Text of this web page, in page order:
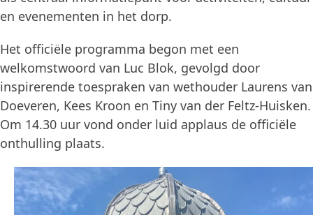
en evenementen in het dorp.
Het officiële programma begon met een
welkomstwoord van Luc Blok, gevolgd door
inspirerende toespraken van wethouder Laurens van
Doeveren, Kees Kroon en Tiny van der Feltz-Huisken.
Om 14.30 uur vond onder luid applaus de officiële
onthulling plaats.